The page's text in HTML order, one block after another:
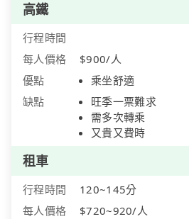
高鐵
行程時間
每人價格
$900/人
優點
乘坐舒適
缺點
旺季一票難求
需多次轉乘
又貴又費時
租車
行程時間
120~145分
每人價格
$720~920/人